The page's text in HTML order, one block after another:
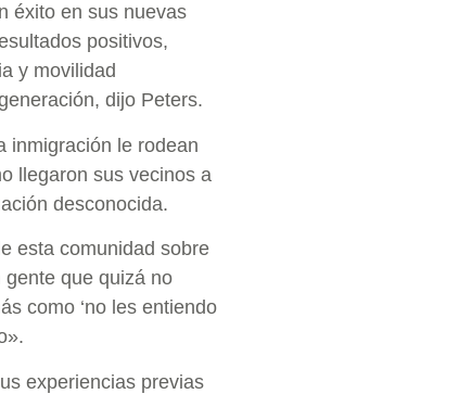
éxito en sus nuevas
positivos,
y movilidad
dijo Peters.
inmigración le rodean
llegaron sus vecinos a
desconocida.
esta comunidad sobre
que quizá no
como ‘no les entiendo
experiencias previas